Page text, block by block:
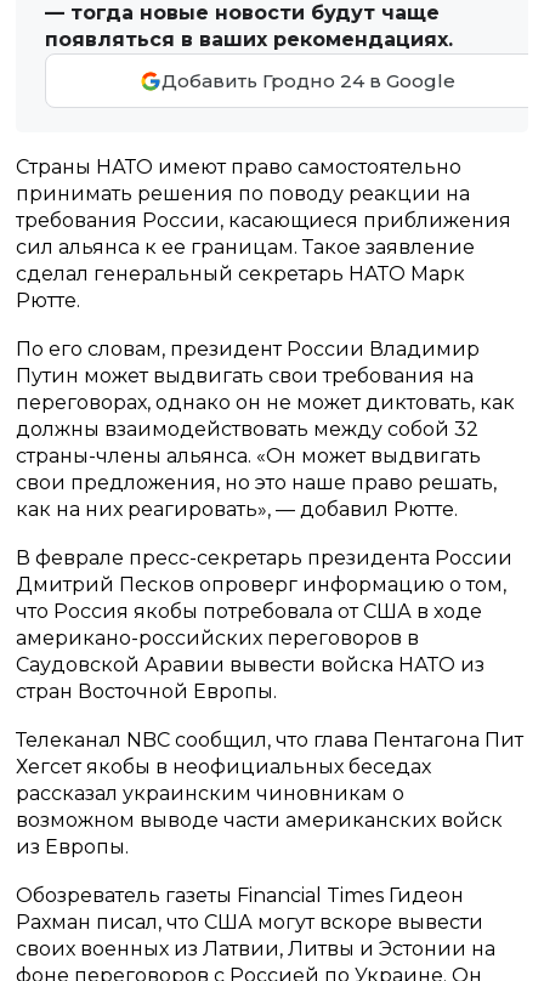
— тогда новые новости будут чаще
появляться в ваших рекомендациях.
Добавить Гродно 24 в Google
Страны НАТО имеют право самостоятельно
принимать решения по поводу реакции на
требования России, касающиеся приближения
сил альянса к ее границам. Такое заявление
сделал генеральный секретарь НАТО Марк
Рютте.
По его словам, президент России Владимир
Путин может выдвигать свои требования на
переговорах, однако он не может диктовать, как
должны взаимодействовать между собой 32
страны-члены альянса. «Он может выдвигать
свои предложения, но это наше право решать,
как на них реагировать», — добавил Рютте.
В феврале пресс-секретарь президента России
Дмитрий Песков опроверг информацию о том,
что Россия якобы потребовала от США в ходе
американо-российских переговоров в
Саудовской Аравии вывести войска НАТО из
стран Восточной Европы.
Телеканал NBC сообщил, что глава Пентагона Пит
Хегсет якобы в неофициальных беседах
рассказал украинским чиновникам о
возможном выводе части американских войск
из Европы.
Обозреватель газеты Financial Times Гидеон
Рахман писал, что США могут вскоре вывести
своих военных из Латвии, Литвы и Эстонии на
фоне переговоров с Россией по Украине. Он